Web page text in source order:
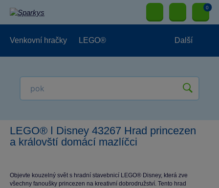
0
Venkovní hračky LEGO® Další
LEGO® ǀ Disney 43267 Hrad princezen
a královští domácí mazlíčci
Objevte kouzelný svět s hradní stavebnicí LEGO® Disney, která zve
všechny fanoušky princezen na kreativní dobrodružství. Tento hrad